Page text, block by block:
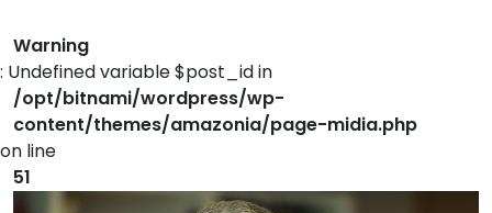
Warning
: Undefined variable $post_id in
/opt/bitnami/wordpress/wp-
content/themes/amazonia/page-midia.php
on line
51